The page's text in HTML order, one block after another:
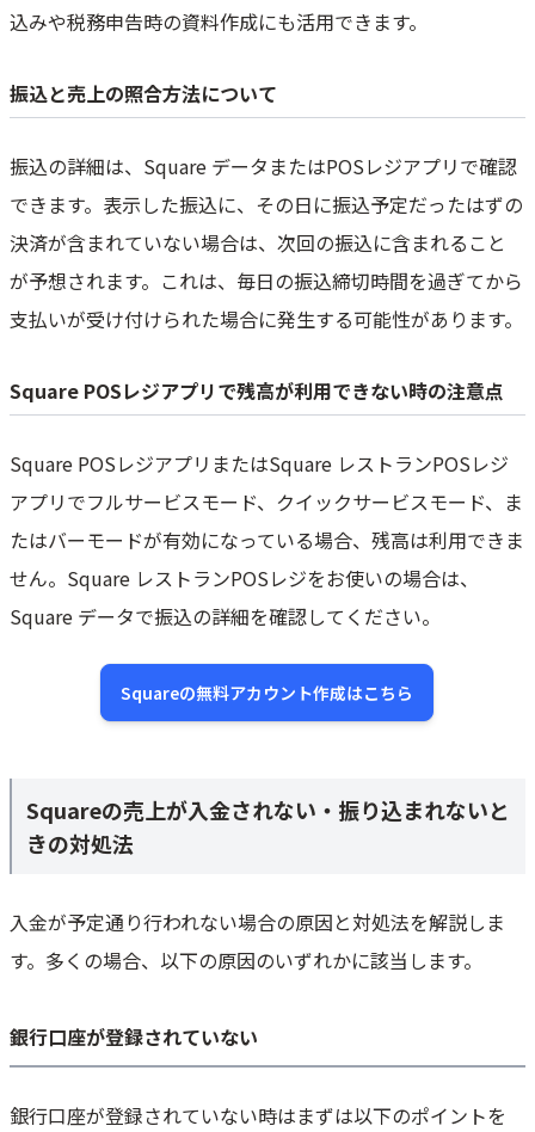
込みや税務申告時の資料作成にも活用できます。
振込と売上の照合方法について
振込の詳細は、Square データまたはPOSレジアプリで確認
できます。表示した振込に、その日に振込予定だったはずの
決済が含まれていない場合は、次回の振込に含まれること
が予想されます。これは、毎日の振込締切時間を過ぎてから
支払いが受け付けられた場合に発生する可能性があります。
Square POSレジアプリで残高が利用できない時の注意点
Square POSレジアプリまたはSquare レストランPOSレジ
アプリでフルサービスモード、クイックサービスモード、ま
たはバーモードが有効になっている場合、残高は利用できま
せん。Square レストランPOSレジをお使いの場合は、
Square データで振込の詳細を確認してください。
Squareの無料アカウント作成はこちら
Squareの売上が入金されない・振り込まれないと
きの対処法
入金が予定通り行われない場合の原因と対処法を解説しま
す。多くの場合、以下の原因のいずれかに該当します。
銀行口座が登録されていない
銀行口座が登録されていない時はまずは以下のポイントを